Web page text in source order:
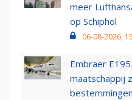
meer
op Schiphol
06-08-2026,
Embraer
maatschappij
bestemmingen